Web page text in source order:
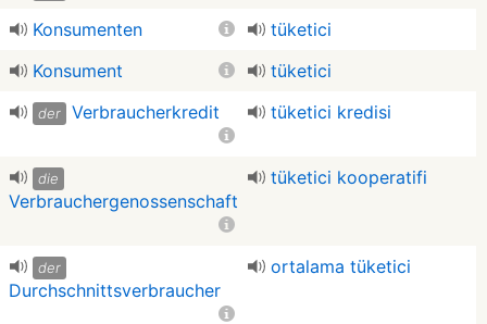
Konsumenten
tüketici
Konsument
tüketici
der Verbraucherkredit tüketici kredisi
die
Verbrauchergenossenschaft
tüketici kooperatifi
der
Durchschnittsverbraucher
ortalama tüketici